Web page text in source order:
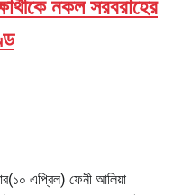
নকল সরবরাহের
এপ্রিল) ফেনী আলিয়া